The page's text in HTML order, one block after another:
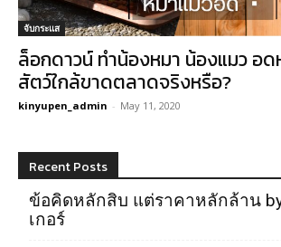
จับกระแส
ล็อกดาวน์ ทำน้องหมา น้องแมว อ
สัตว์ใกล้ขาดตลาดจริงหรือ?
kinyupen_admin - May 11, 2020
Recent Posts
ข้อคิดหลักสิบ แต่ราคาหลักล้าน
เกอร์